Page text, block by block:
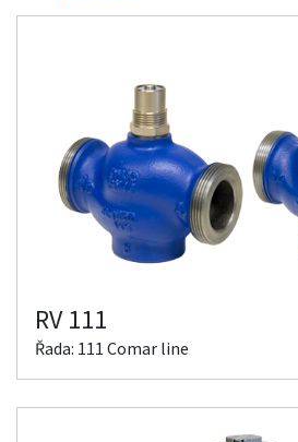
RV 111
Řada: 111 Comar line